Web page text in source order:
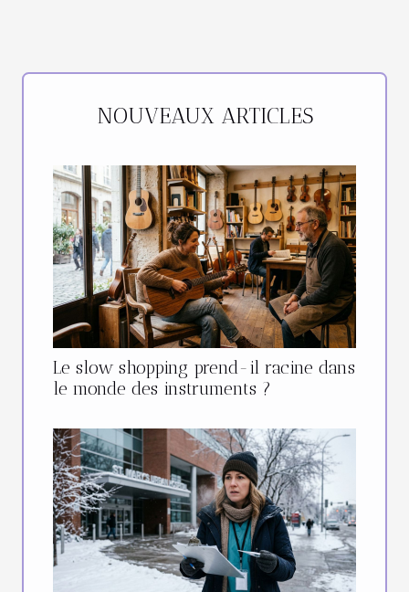
NOUVEAUX ARTICLES
Le slow shopping prend-il racine dans
le monde des instruments ?